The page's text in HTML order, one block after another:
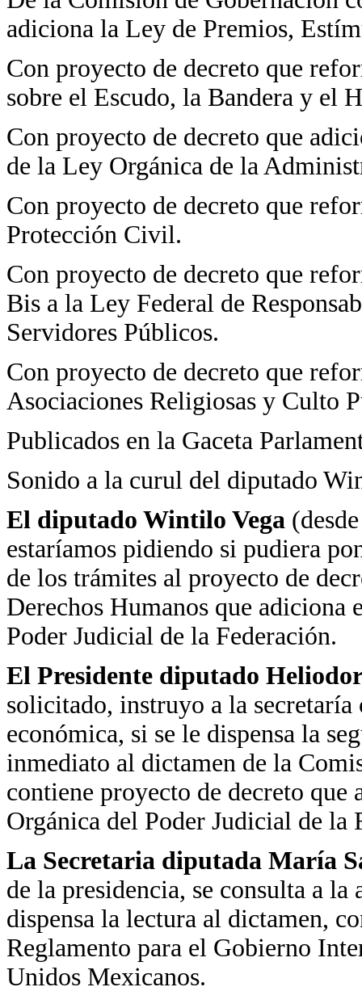
adiciona la Ley de Premios,
Con proyecto de decreto que
sobre el Escudo, la Bandera y el
Con proyecto de decreto que
de la Ley Orgánica de la
Con proyecto de decreto que
Protección Civil.
Con proyecto de decreto que
Bis a la Ley Federal de
Servidores Públicos.
Con proyecto de decreto que
Asociaciones Religiosas y Culto
Publicados en la Gaceta
Sonido a la curul del diputado
El diputado Wintilo Vega
estaríamos pidiendo si pudiera
de los trámites al proyecto de
Derechos Humanos que
Poder Judicial de la Federación.
El Presidente diputado
solicitado, instruyo a la secretaría
económica, si se le dispensa la
inmediato al dictamen de la
contiene proyecto de decreto
Orgánica del Poder Judicial de la
La Secretaria diputada María
de la presidencia, se consulta a
dispensa la lectura al dictamen,
Reglamento para el Gobierno
Unidos Mexicanos.